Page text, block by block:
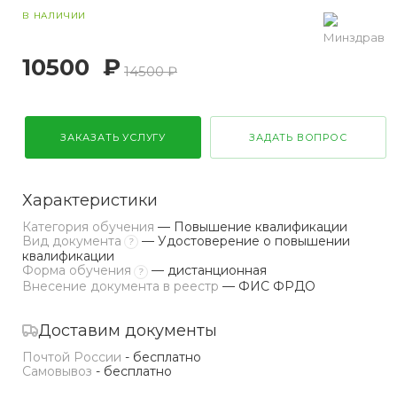
В НАЛИЧИИ
10500 ₽ 14500 ₽
ЗАКАЗАТЬ УСЛУГУ ЗАДАТЬ ВОПРОС
Характеристики
Категория обучения — Повышение квалификации
Вид документа
?
— Удостоверение о повышении
квалификации
Форма обучения
?
— дистанционная
Внесение документа в реестр — ФИС ФРДО
Доставим документы
Почтой России - бесплатно
Самовывоз - бесплатно